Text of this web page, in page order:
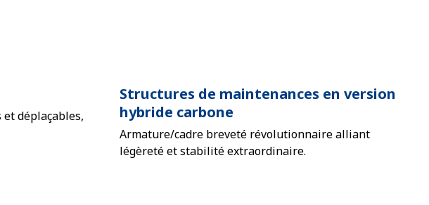
déplaçables,
Structures de maintenances en version
hybride carbone
Armature/cadre breveté révolutionnaire alliant
légèreté et stabilité extraordinaire.